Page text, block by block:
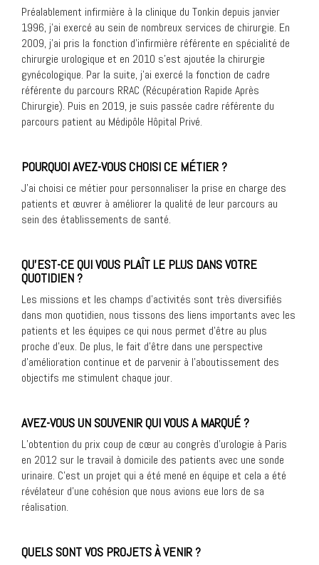
Préalablement infirmière à la clinique du Tonkin depuis janvier
1996, j’ai exercé au sein de nombreux services de chirurgie. En
2009, j’ai pris la fonction d’infirmière référente en spécialité de
chirurgie urologique et en 2010 s’est ajoutée la chirurgie
gynécologique. Par la suite, j’ai exercé la fonction de cadre
référente du parcours RRAC (Récupération Rapide Après
Chirurgie). Puis en 2019, je suis passée cadre référente du
parcours patient au Médipôle Hôpital Privé.
POURQUOI AVEZ-VOUS CHOISI CE MÉTIER ?
J’ai choisi ce métier pour personnaliser la prise en charge des
patients et œuvrer à améliorer la qualité de leur parcours au
sein des établissements de santé.
QU’EST-CE QUI VOUS PLAÎT LE PLUS DANS VOTRE
QUOTIDIEN ?
Les missions et les champs d’activités sont très diversifiés
dans mon quotidien, nous tissons des liens importants avec les
patients et les équipes ce qui nous permet d’être au plus
proche d’eux. De plus, le fait d’être dans une perspective
d’amélioration continue et de parvenir à l’aboutissement des
objectifs me stimulent chaque jour.
AVEZ-VOUS UN SOUVENIR QUI VOUS A MARQUÉ ?
L’obtention du prix coup de cœur au congrès d’urologie à Paris
en 2012 sur le travail à domicile des patients avec une sonde
urinaire. C’est un projet qui a été mené en équipe et cela a été
révélateur d’une cohésion que nous avions eue lors de sa
réalisation.
QUELS SONT VOS PROJETS À VENIR ?